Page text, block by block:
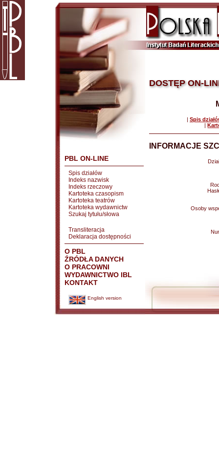
PBL ON-LINE
Spis działów
Indeks nazwisk
Indeks rzeczowy
Kartoteka czasopism
Kartoteka teatrów
Kartoteka wydawnictw
Szukaj tytułu/słowa
Transliteracja
Deklaracja dostępności
O PBL
ŹRÓDŁA DANYCH
O PRACOWNI
WYDAWNICTWO IBL
KONTAKT
English version
DOSTĘP ON-
| Spis
|
INFORMACJE
Osoby